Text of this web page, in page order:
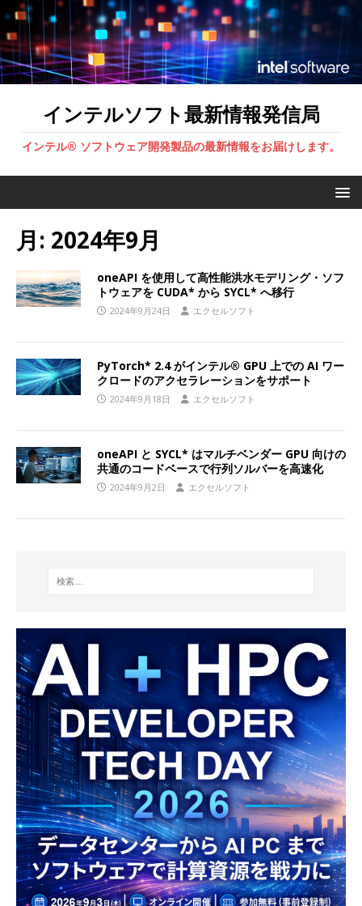
インテルソフト最新情報発信局
インテル® ソフトウェア開発製品の最新情報をお届けします。
月: 2024年9月
oneAPI を使用して高性能洪水モデリング・ソフ
トウェアを CUDA* から SYCL* へ移行
2024年9月24日 エクセルソフト
PyTorch* 2.4 がインテル® GPU 上での AI ワー
クロードのアクセラレーションをサポート
2024年9月18日 エクセルソフト
oneAPI と SYCL* はマルチベンダー GPU 向けの
共通のコードベースで行列ソルバーを高速化
2024年9月2日 エクセルソフト